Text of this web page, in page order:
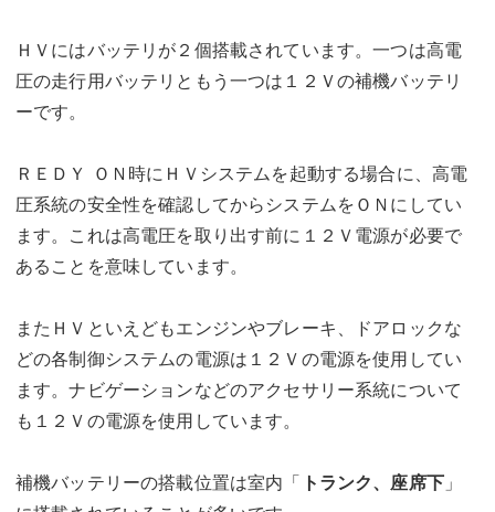
ＨＶにはバッテリが２個搭載されています。一つは高電
圧の走行用バッテリともう一つは１２Ｖの補機バッテリ
ーです。
ＲＥＤＹ ＯＮ時にＨＶシステムを起動する場合に、高電
圧系統の安全性を確認してからシステムをＯＮにしてい
ます。これは高電圧を取り出す前に１２Ｖ電源が必要で
あることを意味しています。
またＨＶといえどもエンジンやブレーキ、ドアロックな
どの各制御システムの電源は１２Ｖの電源を使用してい
ます。ナビゲーションなどのアクセサリー系統について
も１２Ｖの電源を使用しています。
補機バッテリーの搭載位置は室内「 トランク、座席下」